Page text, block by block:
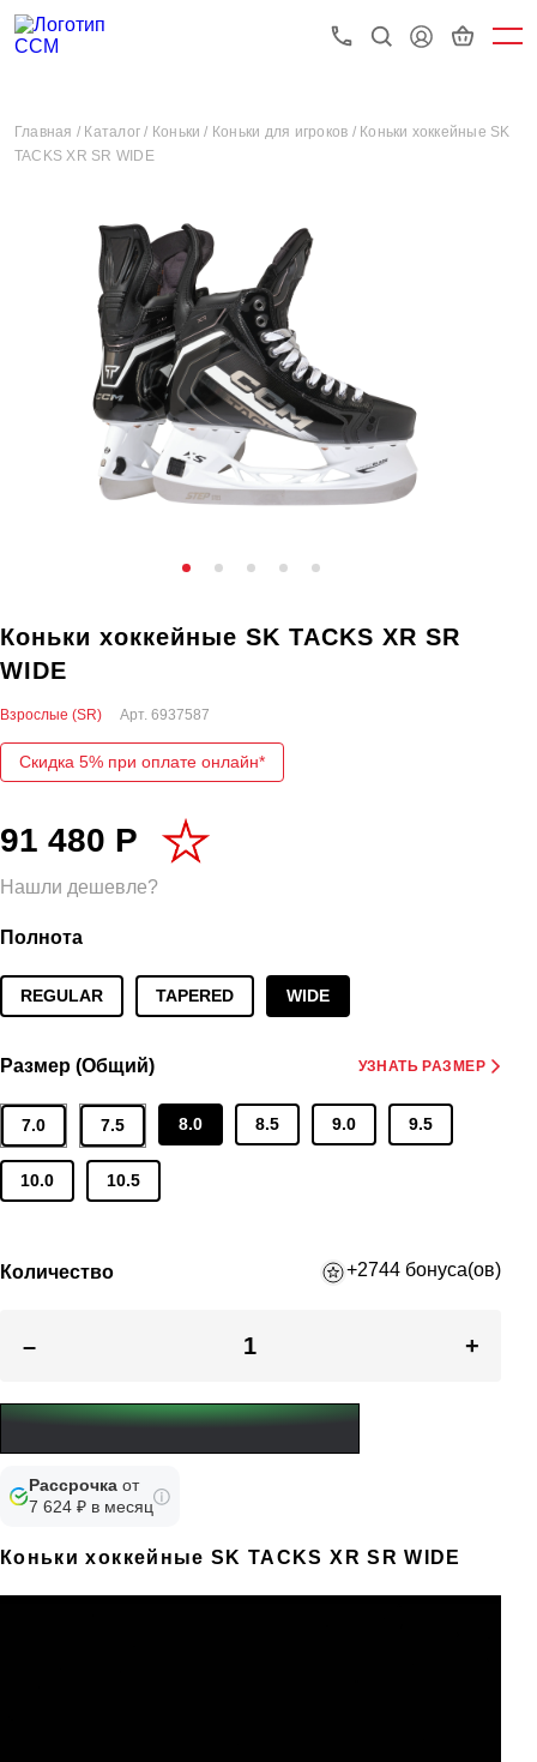
Главная / Каталог / Коньки / Коньки для игроков / Коньки хоккейные SK
TACKS XR SR WIDE
Коньки хоккейные SK TACKS XR SR
WIDE
Взрослые (SR) Арт. 6937587
Скидка 5% при оплате онлайн*
91 480 Р
Нашли дешевле?
Полнота
REGULAR TAPERED WIDE
Размер (Общий) УЗНАТЬ РАЗМЕР
7.0 7.5 8.0 8.5 9.0 9.5
10.0 10.5
Количество +2744 бонуса(ов)
– +
Рассрочка от
7 624 ₽ в месяц
Коньки хоккейные SK TACKS XR SR WIDE